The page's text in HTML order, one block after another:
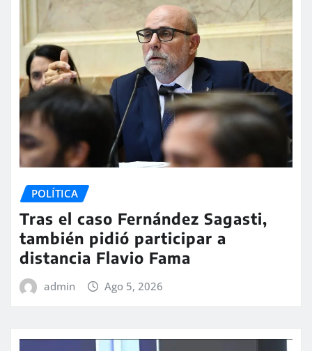
POLÍTICA
Tras el caso Fernández Sagasti,
también pidió participar a
distancia Flavio Fama
admin Ago 5, 2026